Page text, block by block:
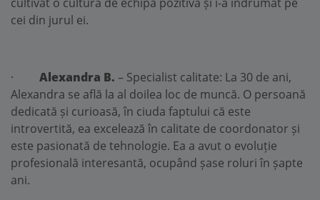
cei din jurul ei.
· Alexandra B. – Specialist calitate: La 30 de ani,
Alexandra se află la al doilea loc de muncă. O persoană
dedicată și curioasă, în ciuda faptului că este
introvertită, ea excelează în calitate de coordonator și
este pasionată de tehnologie. Ea a avut o evoluție
profesională interesantă, ocupând șase roluri în șapte
ani.